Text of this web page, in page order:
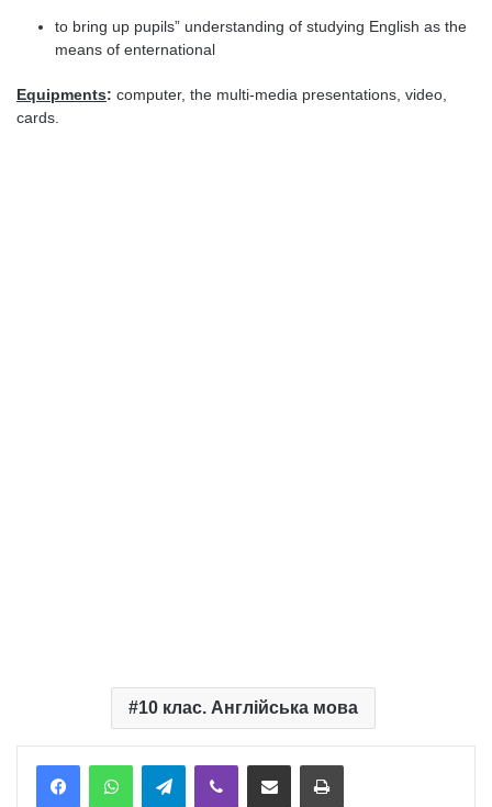
to bring up pupils” understanding of studying English as the
means of enternational
Equipments: computer, the multi-media presentations, video,
cards.
10 клас. Англійська мова
TelegramViber Надіслати електронною поштоюНадрукувати